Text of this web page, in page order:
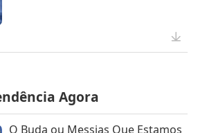
Agora
O Buda ou Messias Que Estamos